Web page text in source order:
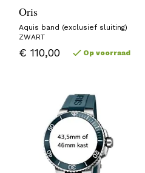
Oris
Aquis band (exclusief sluiting)
ZWART
€ 110,00 Op voorraad